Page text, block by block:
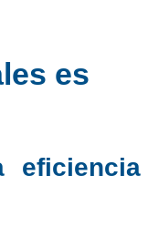
es
eficiencia